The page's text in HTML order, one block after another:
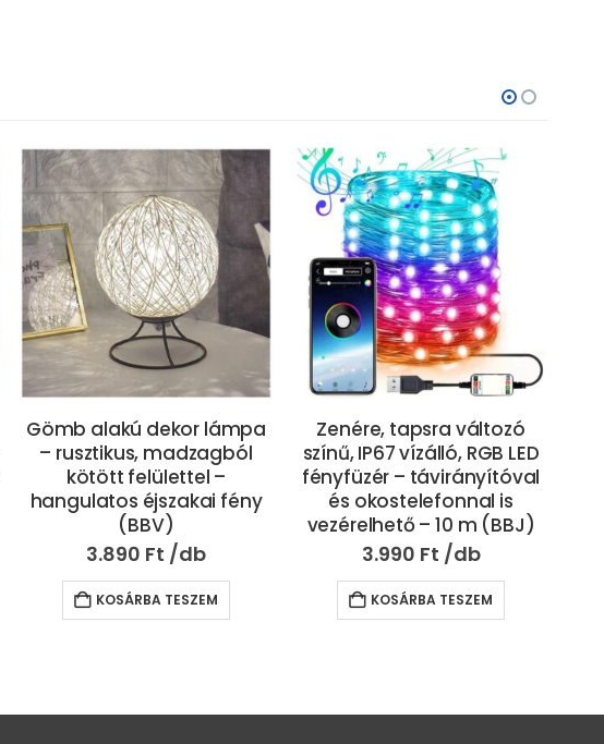
Zenére, tapsra változó
színű, IP67 vízálló, RGB LED
fényfüzér – távirányítóval
és okostelefonnal is
vezérelhető – 10 m (BBJ)
3.990 Ft
KOSÁRBA TESZEM
Mozgásérzékelős,
napelemes, falra
szerelhető LED panel 7 órás
üzemidővel – 4W (BBL)
4.890Ft
KOSÁRBA TESZEM